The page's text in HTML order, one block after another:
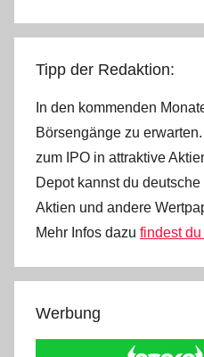
Tipp der Redaktion:
In den kommenden
Börsengänge zu
zum IPO in attraktive
Depot kannst du
Aktien und andere
Mehr Infos dazu findest du
Werbung